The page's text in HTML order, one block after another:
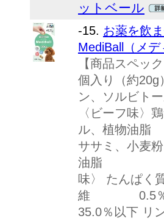
ットベール
-15. お薬を飲
MediBall（メ
【商品スペッ
個入り（約20g
ン、ソルビ
〈ビーフ味〉
ル、植物油
ササミ、小麦
油脂 ビタミ
味〉 たん
維 0.5
35.0％以下